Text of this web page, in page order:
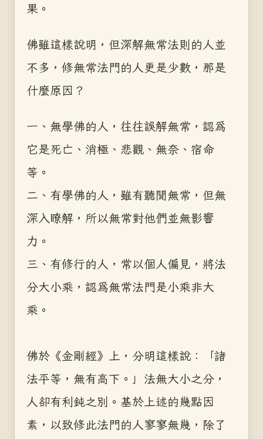
果。
佛雖這樣說明，但深解無常法則的人並
不多，修無常法門的人更是少數，那是
什麼原因？
一、無學佛的人，往往誤解無常，認為
它是死亡、消極、悲觀、無奈、宿命
等。
二、有學佛的人，雖有聽聞無常，但無
深入瞭解，所以無常對他們並無影響
力。
三、有修行的人，常以個人偏見，將法
分大小乘，認為無常法門是小乘非大
乘。
佛於《金剛經》上，分明這樣說：「諸
法平等，無有高下。」法無大小之分，
人卻有利鈍之別。基於上述的幾點因
素，以致修此法門的人寥寥無幾，除了